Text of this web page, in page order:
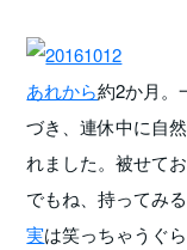
あれから約2か月。
づき、連休中に自
れました。被せて
でもね、持ってみ
実は笑っちゃうぐ